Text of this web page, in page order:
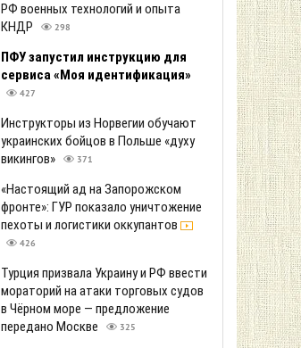
РФ военных технологий и опыта
КНДР
298
ПФУ запустил инструкцию для
сервиса «Моя идентификация»
427
Инструкторы из Норвегии обучают
украинских бойцов в Польше «духу
викингов»
371
«Настоящий ад на Запорожском
фронте»: ГУР показало уничтожение
пехоты и логистики оккупантов
426
Турция призвала Украину и РФ ввести
мораторий на атаки торговых судов
в Чёрном море — предложение
передано Москве
325